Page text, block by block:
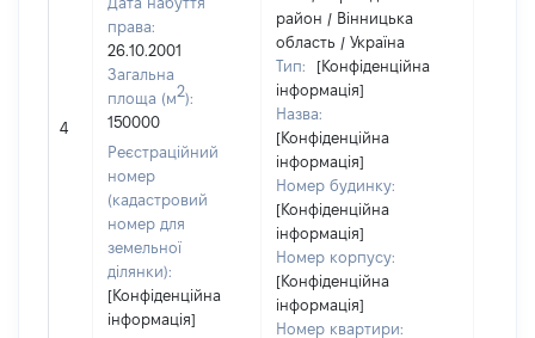
4
права:
26.10.2001
Загальна
площа (м2):
150000
Реєстраційний
номер
(кадастровий
номер для
земельної
ділянки):
[Конфіденційна
інформація]
район / Вінницька
область / Україна
Тип:
[Конфіденційна
інформація]
Назва:
[Конфіденційна
інформація]
Номер будинку:
[Конфіденційна
інформація]
Номер корпусу:
[Конфіденційна
інформація]
Номер квартири: